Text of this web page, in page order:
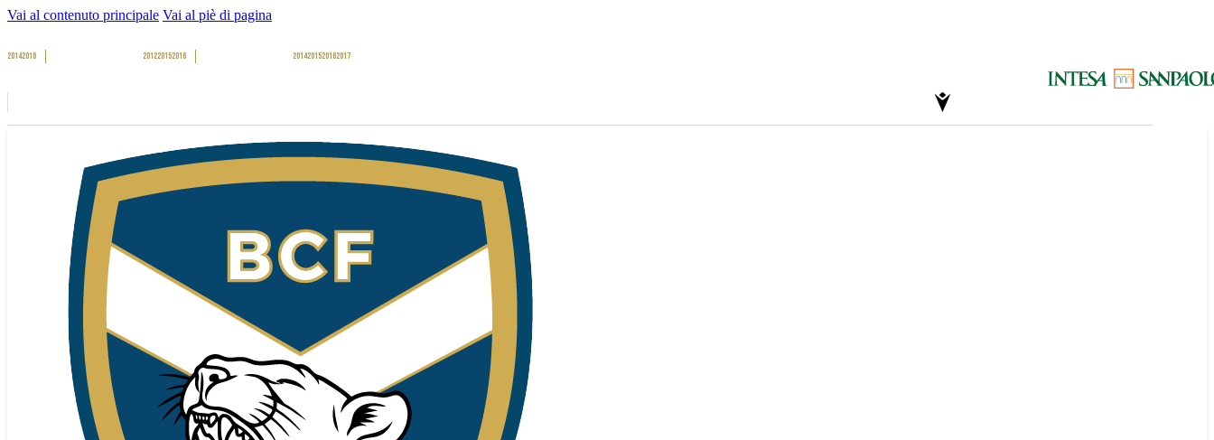
Vai al contenuto principale Vai al piè di pagina
20142016 201220152016 2014201520162017